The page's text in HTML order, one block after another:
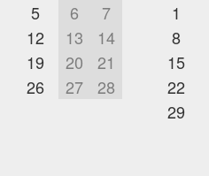
5 6
7
12 13
14
19 20
21
26 27 28
1
8
15
22
29